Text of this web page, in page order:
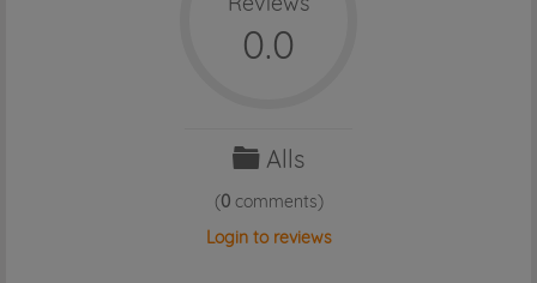
0.0
Alls
(0comments)
Login to reviews